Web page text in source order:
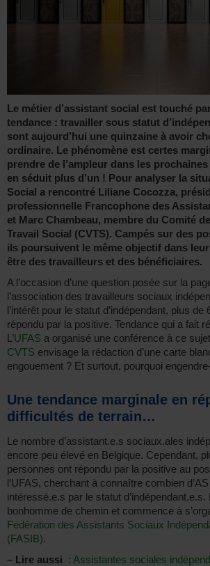
Le métier d’assistant social est touché
tendance : travailler sous statut
sont aujourd’hui une quinzaine à avoir
ordinaire. Le phénomène est certes
prendre de l’ampleur dans les prochaines
en séduit plus d’un ! Pour analyser la
Social a rencontré Liliane Cocozza,
professionnelle Francophone des
et Marc Chambeau, membre du Comité
Travail Social (CVTS). Campés sur des
ils poursuivent le même objectif dans
être des travailleurs et des bénéficiaires.
A l’occasion d’une question posée sur la
l’association des travailleurs sociaux
l’intérêt pour le statut d’indépendant, plus
répondu par la positive. Tendance qui a fait
L’UFAS a organisé une conférence à ce
CVTS envisage la rédaction d’une carte
engouement ? Et surtout, pourquoi
Une tendance marginale en
difficultés de terrain…
Le nombre d’assistant.e.s sociaux.ales
encore peu élevé en Belgique. Cependant,
personnes ont répondu par la positive au
l’UFAS, cherchant à connaître combien
intéressé.e.s par le statut d’indépendant.e.s.
bonhomme de chemin et commence à
Fédération des Assistants Sociaux
(FASIB).
– Lire aussi : Assistantes sociales